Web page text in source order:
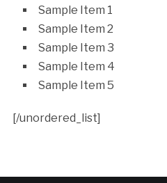
Sample Item 1
Sample Item 2
Sample Item 3
Sample Item 4
Sample Item 5
[/unordered_list]